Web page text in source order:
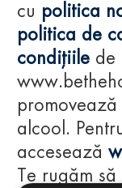
cu politica
politica de
condițiile de
alcool.
accesează
Te rugăm